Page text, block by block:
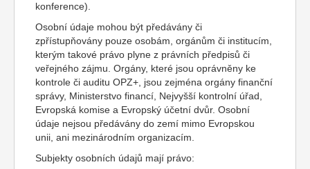
konference).
Osobní údaje mohou být předávány či
zpřístupňovány pouze osobám, orgánům či institucím,
kterým takové právo plyne z právních předpisů či
veřejného zájmu. Orgány, které jsou oprávněny ke
kontrole či auditu OPZ+, jsou zejména orgány finanční
správy, Ministerstvo financí, Nejvyšší kontrolní úřad,
Evropská komise a Evropský účetní dvůr. Osobní
údaje nejsou předávány do zemí mimo Evropskou
unii, ani mezinárodním organizacím.
Subjekty osobních údajů mají právo: